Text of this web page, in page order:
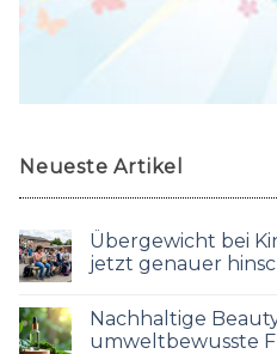
Neueste Artikel
Übergewicht bei
jetzt genauer
Nachhaltige
umweltbewusste